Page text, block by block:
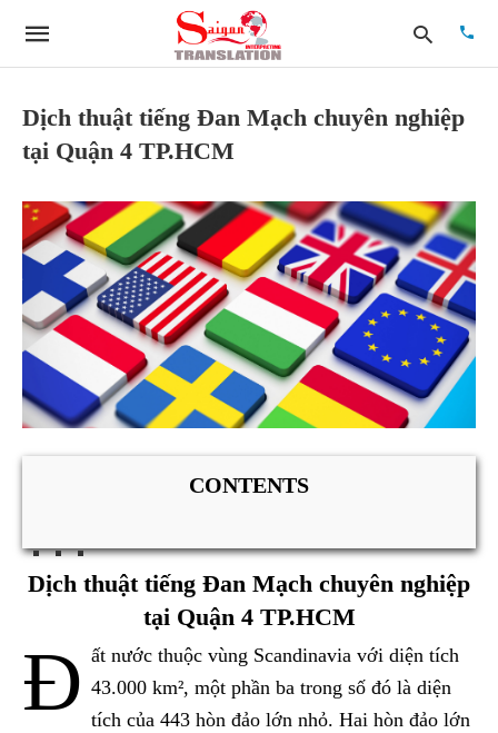
query
and
hit
enter:
Dịch thuật tiếng Đan Mạch chuyên nghiệp
tại Quận 4 TP.HCM
CONTENTS
Dịch thuật tiếng Đan Mạch chuyên nghiệp
tại Quận 4 TP.HCM
Đ ất nước thuộc vùng Scandinavia với diện tích
43.000 km², một phần ba trong số đó là diện
tích của 443 hòn đảo lớn nhỏ. Hai hòn đảo lớn